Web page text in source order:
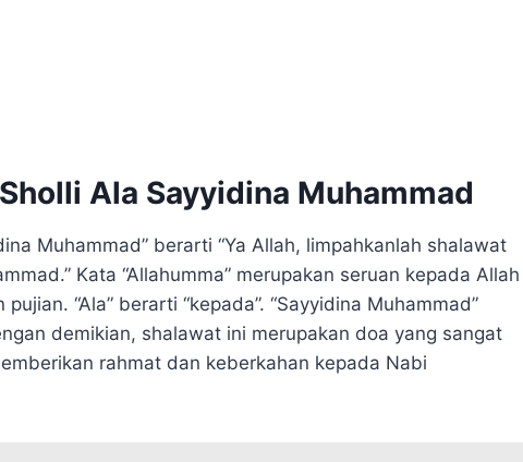
Ala Sayyidina Muhammad
Muhammad” berarti “Ya Allah, limpahkanlah shalawat
Kata “Allahumma” merupakan seruan kepada Allah
“Ala” berarti “kepada”. “Sayyidina Muhammad”
demikian, shalawat ini merupakan doa yang sangat
rahmat dan keberkahan kepada Nabi